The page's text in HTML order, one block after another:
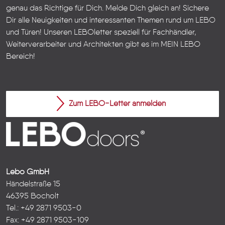
genau das Richtige für Dich. Melde Dich gleich an! Sichere
Dir alle Neuigkeiten und interessanten Themen rund um LEBO
und Türen! Unseren LEBOletter speziell für Fachhändler,
Weiterverarbeiter und Architekten gibt es im MEIN LEBO
Bereich!
Zum LEBO-Letter anmelden
Lebo GmbH
Händelstraße 15
46395 Bocholt
Tel.: +49 2871 9503-0
Fax: +49 2871 9503-109